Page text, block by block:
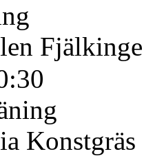
Fjälkinge
Konstgräs